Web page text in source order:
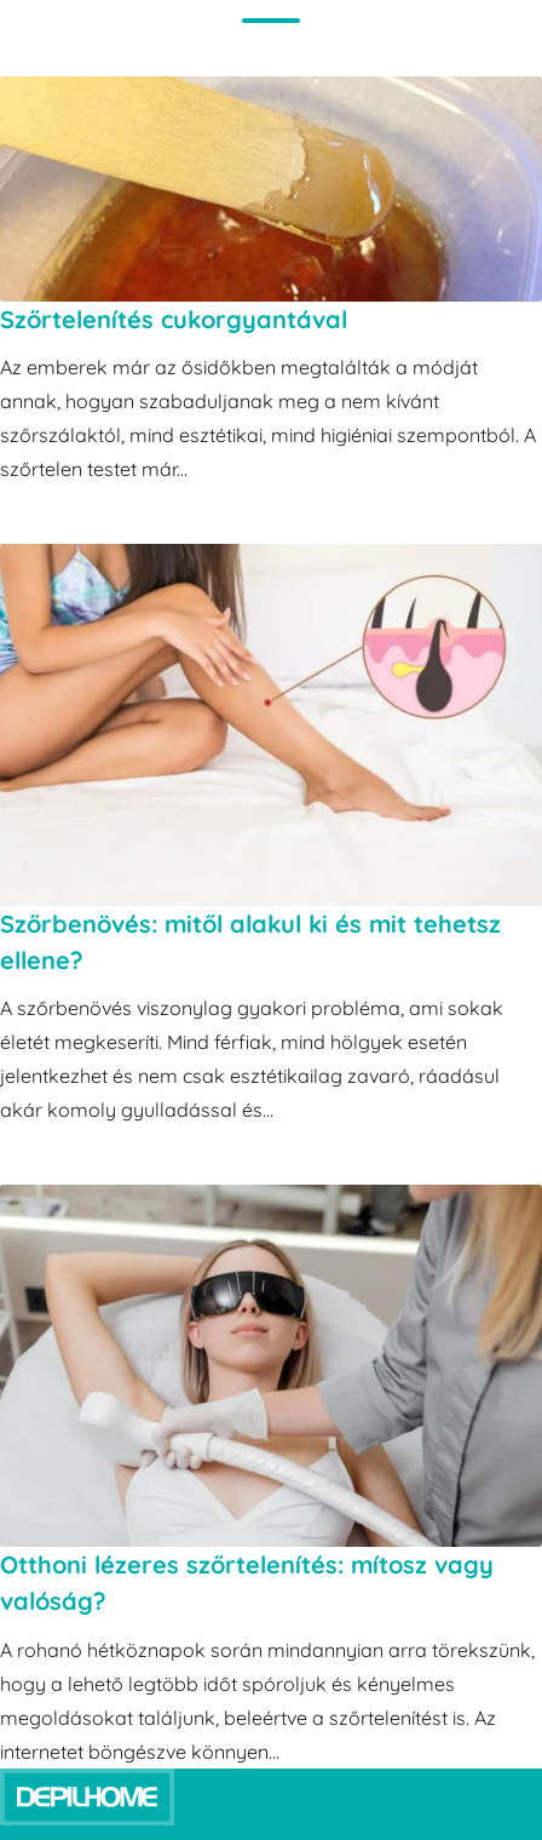
Szőrtelenítés cukorgyantával
Az emberek már az ősidőkben megtalálták a módját
annak, hogyan szabaduljanak meg a nem kívánt
szőrszálaktól, mind esztétikai, mind higiéniai szempontból. A
szőrtelen testet már...
Szőrbenövés: mitől alakul ki és mit tehetsz
ellene?
A szőrbenövés viszonylag gyakori probléma, ami sokak
életét megkeseríti. Mind férfiak, mind hölgyek esetén
jelentkezhet és nem csak esztétikailag zavaró, ráadásul
akár komoly gyulladással és...
Otthoni lézeres szőrtelenítés: mítosz vagy
valóság?
A rohanó hétköznapok során mindannyian arra törekszünk,
hogy a lehető legtöbb időt spóroljuk és kényelmes
megoldásokat találjunk, beleértve a szőrtelenítést is. Az
internetet böngészve könnyen...